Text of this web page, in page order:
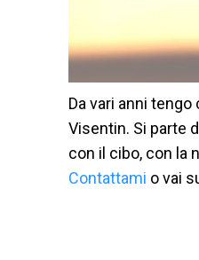
Da vari anni
Visentin. Si parte
con il cibo, con la
Contattami o vai